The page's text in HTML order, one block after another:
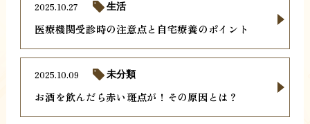
医療機関受診時の注意点と自宅療養のポイント
2025.10.27 生活
お酒を飲んだら赤い斑点が！その原因とは？
2025.10.09 未分類